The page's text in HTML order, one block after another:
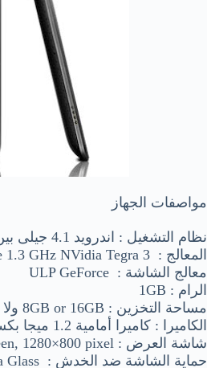
مواصفات الجهاز
نظام التشغيل : اندرويد 4.1 جيلى بين (Jelly bean)
المعالج : Quad-core 1.3 GHz NVidia Tegra 3
معالج الشاشة : ULP GeForce
الرام : 1GB
مساحة التخزين : 8GB or 16GB ولا يمكن تزويدها بشرائح ذاكرة خارجية
الكاميرا : كاميرا أمامية 1.2 ميجا بكسل و فيديو بجودة 720p
شاشة العرض : 7inch capacitive touchscreen, 1280×800 pixel
حماية الشاشة ضد الخدش :